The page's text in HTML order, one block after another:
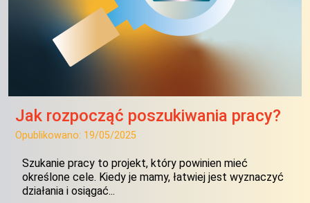
Jak rozpocząć poszukiwania pracy?
Opublikowano: 19/05/2025
Szukanie pracy to projekt, który powinien mieć
określone cele. Kiedy je mamy, łatwiej jest wyznaczyć
działania i osiągać...